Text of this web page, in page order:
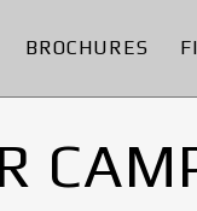
BROCHURES